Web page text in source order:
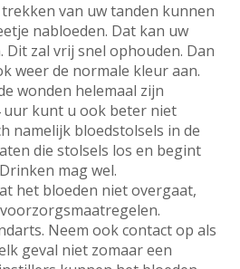
van uw tanden kunnen
nabloeden. Dat kan uw
zal vrij snel ophouden. Dan
weer de normale kleur aan.
wonden helemaal zijn
uur kunt u ook beter niet
namelijk bloedstolsels in de
die stolsels los en begint
mag wel.
het bloeden niet overgaat,
Neem ook contact op als
geval niet zomaar een